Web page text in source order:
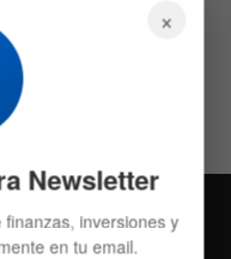
×
Newsletter
inversiones y
en tu email.